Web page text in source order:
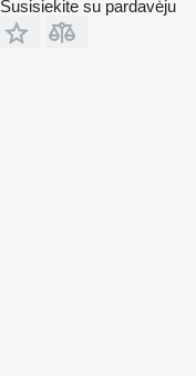
Susisiekite su pardavėju